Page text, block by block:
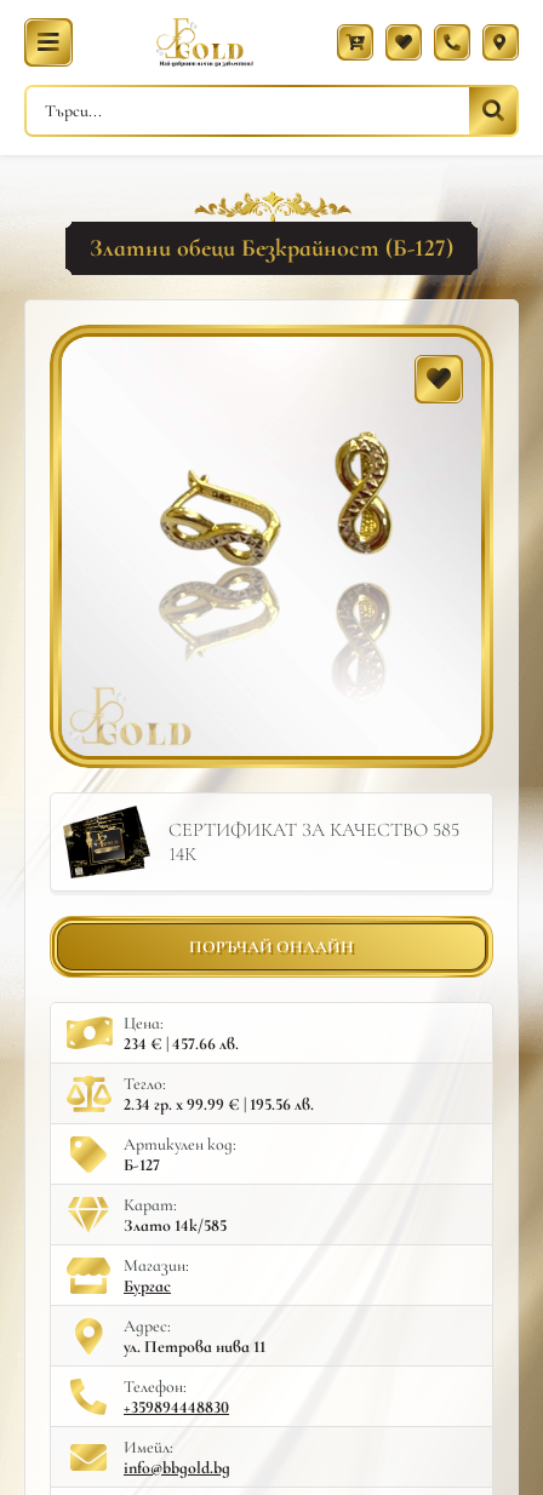
Златни обеци Безкрайност (Б-127)
СЕРТИФИКАТ ЗА КАЧЕСТВО 585
14К
ПОРЪЧАЙ ОНЛАЙН
Цена:
234 € | 457.66 лв.
Тегло:
2.34 гр. x 99.99 € | 195.56 лв.
Артикулен код:
Б-127
Карат:
Злато 14к/585
Mагазин:
Бургас
Адрес:
ул. Петрова нива 11
Телефон:
+359894448830
Имейл:
info@bbgold.bg